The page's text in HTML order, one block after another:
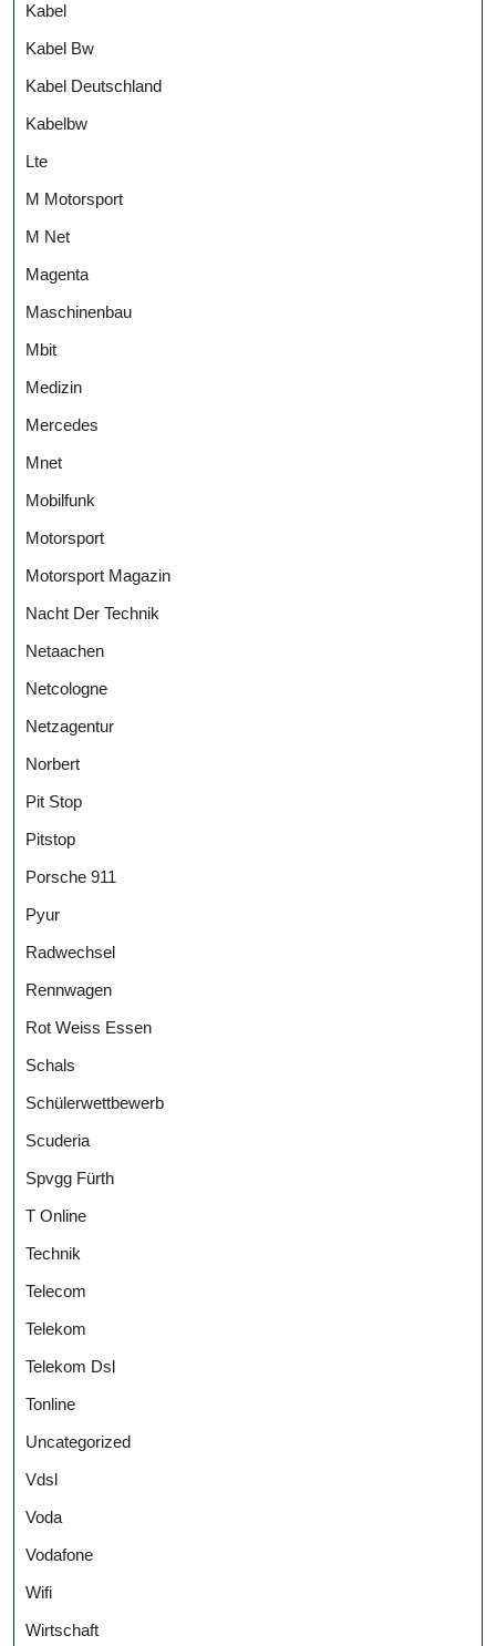
Kabel
Kabel Bw
Kabel Deutschland
Kabelbw
Lte
M Motorsport
M Net
Magenta
Maschinenbau
Mbit
Medizin
Mercedes
Mnet
Mobilfunk
Motorsport
Motorsport Magazin
Nacht Der Technik
Netaachen
Netcologne
Netzagentur
Norbert
Pit Stop
Pitstop
Porsche 911
Pyur
Radwechsel
Rennwagen
Rot Weiss Essen
Schals
Schülerwettbewerb
Scuderia
Spvgg Fürth
T Online
Technik
Telecom
Telekom
Telekom Dsl
Tonline
Uncategorized
Vdsl
Voda
Vodafone
Wifi
Wirtschaft